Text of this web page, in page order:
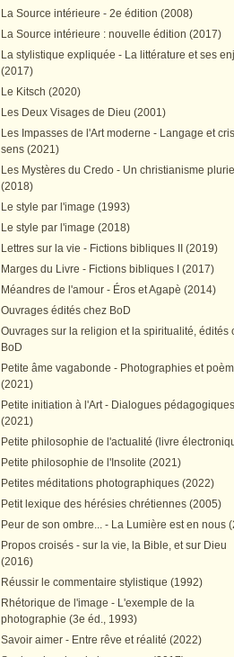
La Source intérieure - 2e édition (2008)
La Source intérieure : nouvelle édition (2017)
La stylistique expliquée - La littérature et ses
(2017)
Le Kitsch (2020)
Les Deux Visages de Dieu (2001)
Les Impasses de l'Art moderne - Langage et
sens (2021)
Les Mystères du Credo - Un christianisme pluriel
(2018)
Le style par l'image (1993)
Le style par l'image (2018)
Lettres sur la vie - Fictions bibliques II (2019)
Marges du Livre - Fictions bibliques I (2017)
Méandres de l'amour - Éros et Agapè (2014)
Ouvrages édités chez BoD
Ouvrages sur la religion et la spiritualité, édités
BoD
Petite âme vagabonde - Photographies et
(2021)
Petite initiation à l'Art - Dialogues pédagogiques
(2021)
Petite philosophie de l'actualité (livre
Petite philosophie de l'Insolite (2021)
Petites méditations photographiques (2022)
Petit lexique des hérésies chrétiennes (2005)
Peur de son ombre... - La Lumière est en nous
Propos croisés - sur la vie, la Bible, et sur Dieu
(2016)
Réussir le commentaire stylistique (1992)
Rhétorique de l'image - L'exemple de la
photographie (3e éd., 1993)
Savoir aimer - Entre rêve et réalité (2022)